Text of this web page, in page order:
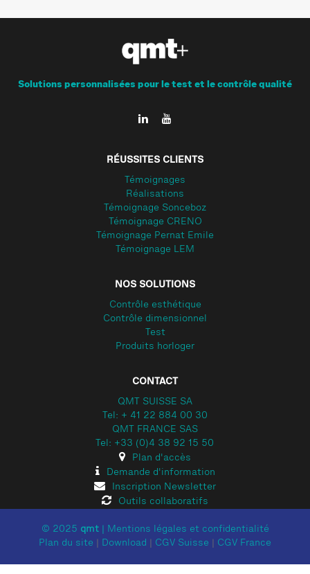
Solutions personnalisées pour le test et le contrôle qualité
RÉUSSITES CLIENTS
Témoignages
Réalisations
Témoignage Sonceboz
Témoignage CRENO
Témoignage Pernat Emile
Témoignage LEM
NOS SOLUTIONS
Contrôle esthétique
Contrôle dimensionnel
Test
Produits horloger
CONTACT
QMT SUISSE SA
Tel: + 41 22 884 00 30
QMT FRANCE SAS
Tel: +33 (0)4 38 92 15 50
Plan d'accès
Demande d'information
Inscription Newsletter
Outils collaboratifs
© 2025 qmt
Mentions légales et confidentialité
Plan du site
Download CGV Suisse CGV France